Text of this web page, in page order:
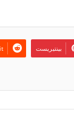
بينتيريست